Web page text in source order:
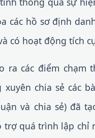
các hồ sơ định
có hoạt động tích
ra các điểm chạm
xuyên chia sẻ các
và chia sẻ) đã
quá trình lập chỉ